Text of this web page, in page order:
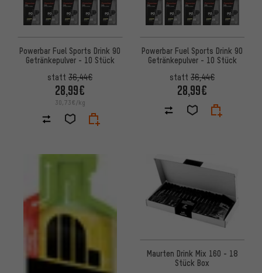
Powerbar Fuel Sports Drink 90
Getränkepulver - 10 Stück
statt 36,44€
28,99€
30,73€/kg
Powerbar Fuel Sports Drink 90
Getränkepulver - 10 Stück
statt 36,44€
28,99€
Maurten Drink Mix 160 - 18
Stück Box